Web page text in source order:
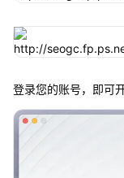
登录您的账号，即可